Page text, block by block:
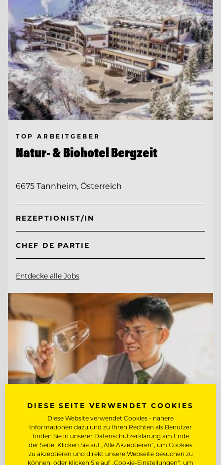
TOP ARBEITGEBER
Natur- & Biohotel Bergzeit
6675 Tannheim, Österreich
REZEPTIONIST/IN
CHEF DE PARTIE
Entdecke alle Jobs
TOP ARBEITGEBER
DIESE SEITE VERWENDET COOKIES
Diese Website verwendet Cookies - nähere
Informationen dazu und zu Ihren Rechten als Benutzer
finden Sie in unserer Datenschutzerklärung am Ende
der Seite. Klicken Sie auf „Alle Akzeptieren“, um Cookies
zu akzeptieren und direkt unsere Webseite besuchen zu
können, oder klicken Sie auf „Cookie-Einstellungen“, um